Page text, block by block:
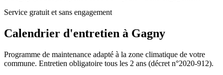
Service gratuit et sans engagement
Calendrier d'entretien à Gagny
Programme de maintenance adapté à la zone climatique de votre
commune. Entretien obligatoire tous les 2 ans (décret n°2020-912).